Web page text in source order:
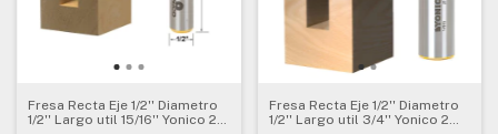
Fresa Recta Eje 1/2'' Diametro
1/2'' Largo util 15/16'' Yonico 2
Fresa Recta Eje 1/2'' Diametro
1/2'' Largo util 3/4'' Yonico 2